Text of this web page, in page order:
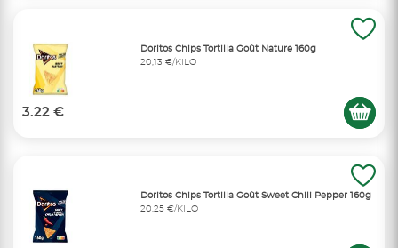
Doritos Chips Tortilla Goût Nature 160g
20,13 €/KILO
3.22 €
Doritos Chips Tortilla Goût Sweet Chili Pepper 160g
20,25 €/KILO